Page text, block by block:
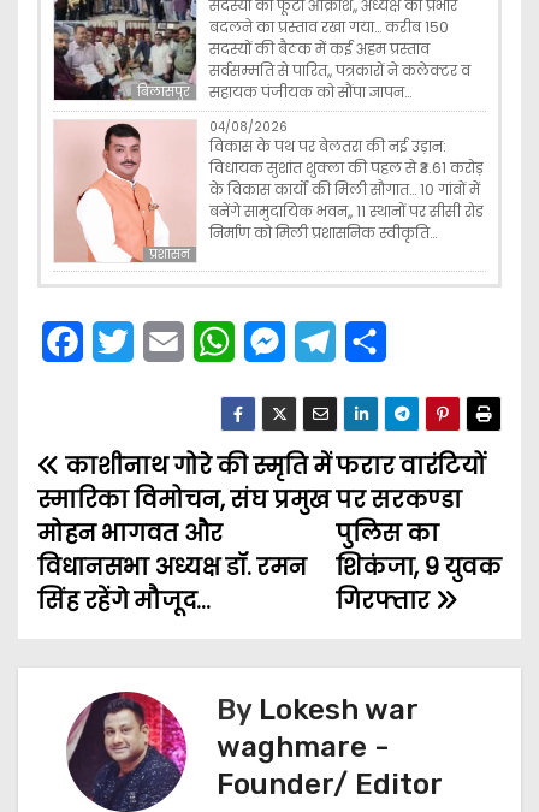
बिलासपुर
सदस्यों का फूटा आक्रोश,, अध्यक्ष का प्रभार
बदलने का प्रस्ताव रखा गया… करीब 150
सदस्यों की बैठक में कई अहम प्रस्ताव
सर्वसम्मति से पारित,, पत्रकारों ने कलेक्टर व
सहायक पंजीयक को सौंपा ज्ञापन…
प्रशासन
04/08/2026
विकास के पथ पर बेलतरा की नई उड़ान:
विधायक सुशांत शुक्ला की पहल से ₹3.61 करोड़
के विकास कार्यों की मिली सौगात… 10 गांवों में
बनेंगे सामुदायिक भवन,, 11 स्थानों पर सीसी रोड
निर्माण को मिली प्रशासनिक स्वीकृति…
e
b
o
o
t
t
e
r
i
l
W
a
t
s
A
M
s
s
e
r
l
e
g
r
a
a
r
e
P
o
s
n
फरार वारंटियों
पर सरकण्डा
पुलिस का
शिकंजा, 9 युवक
गिरफ्तार
काशीनाथ गोरे की स्मृति में
स्मारिका विमोचन, संघ प्रमुख
मोहन भागवत और
विधानसभा अध्यक्ष डॉ. रमन
सिंह रहेंगे मौजूद…
By Lokesh war
waghmare -
Founder/ Editor